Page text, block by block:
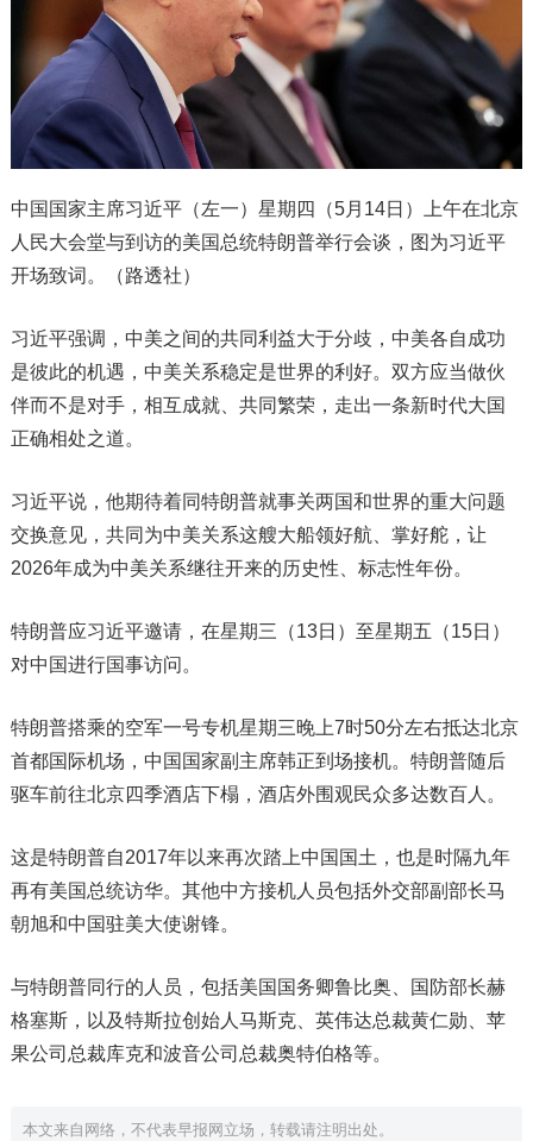
中国国家主席习近平（左一）星期四（5月14日）上午在北京
人民大会堂与到访的美国总统特朗普举行会谈，图为习近平
开场致词。（路透社）
习近平强调，中美之间的共同利益大于分歧，中美各自成功
是彼此的机遇，中美关系稳定是世界的利好。双方应当做伙
伴而不是对手，相互成就、共同繁荣，走出一条新时代大国
正确相处之道。
习近平说，他期待着同特朗普就事关两国和世界的重大问题
交换意见，共同为中美关系这艘大船领好航、掌好舵，让
2026年成为中美关系继往开来的历史性、标志性年份。
特朗普应习近平邀请，在星期三（13日）至星期五（15日）
对中国进行国事访问。
特朗普搭乘的空军一号专机星期三晚上7时50分左右抵达北京
首都国际机场，中国国家副主席韩正到场接机。特朗普随后
驱车前往北京四季酒店下榻，酒店外围观民众多达数百人。
这是特朗普自2017年以来再次踏上中国国土，也是时隔九年
再有美国总统访华。其他中方接机人员包括外交部副部长马
朝旭和中国驻美大使谢锋。
与特朗普同行的人员，包括美国国务卿鲁比奥、国防部长赫
格塞斯，以及特斯拉创始人马斯克、英伟达总裁黄仁勋、苹
果公司总裁库克和波音公司总裁奥特伯格等。
本文来自网络，不代表早报网立场，转载请注明出处。